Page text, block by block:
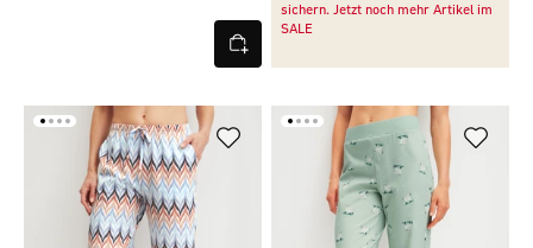
sichern. Jetzt noch mehr Artikel im
SALE